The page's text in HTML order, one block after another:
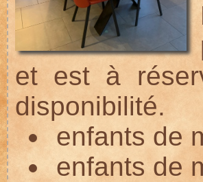
et est à
disponibilité.
enfants de
enfants de